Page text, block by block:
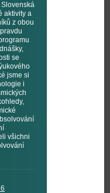
aktivity a
z obou
se
jsme si
i
všichni